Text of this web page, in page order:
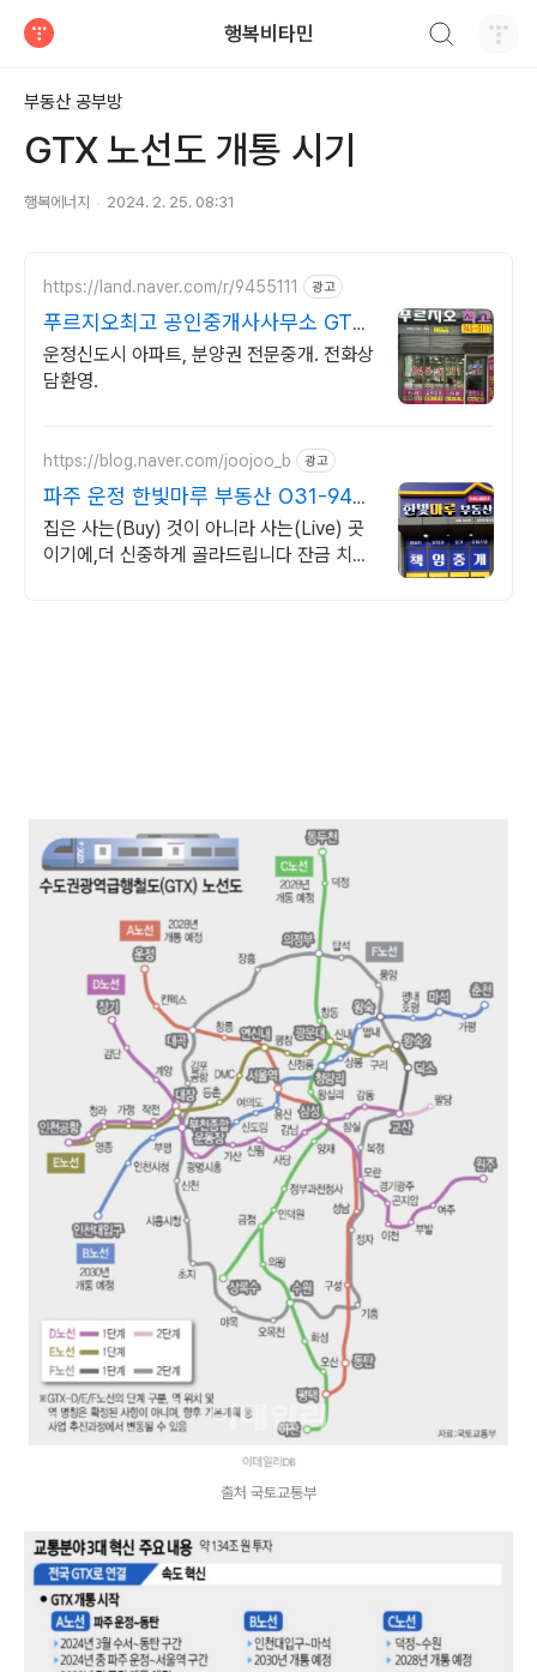
행복비타민
부동산 공부방
GTX 노선도 개통 시기
행복에너지 2024. 2. 25. 08:31
https://land.naver.com/r/9455111 광고
푸르지오최고 공인중개사사무소 GTX
역세권상담
운정신도시 아파트, 분양권 전문중개. 전화상
담환영.
https://blog.naver.com/joojoo_b 광고
파주 운정 한빛마루 부동산 O31-949-
0024
집은 사는(Buy) 것이 아니라 사는(Live) 곳
이기에,더 신중하게 골라드립니다 잔금 치르
출처 국토교통부